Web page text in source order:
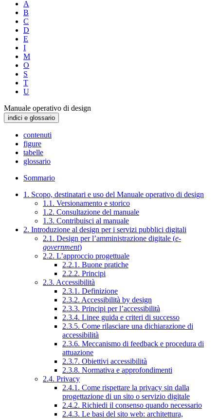
A
B
C
D
E
I
M
O
S
T
U
Manuale operativo di design
indici e glossario
contenuti
figure
tabelle
glossario
Sommario
1. Scopo, destinatari e uso del Manuale operativo di design
1.1. Versionamento e storico
1.2. Consultazione del manuale
1.3. Contribuisci al manuale
2. Introduzione al design per i servizi pubblici digitali
2.1. Design per l’amministrazione digitale (e-
government)
2.2. L’approccio progettuale
2.2.1. Buone pratiche
2.2.2. Principi
2.3. Accessibilità
2.3.1. Definizione
2.3.2. Accessibilità by design
2.3.3. Principi per l’accessibilità
2.3.4. Linee guida e criteri di successo
2.3.5. Come rilasciare una dichiarazione di
accessibilità
2.3.6. Meccanismo di feedback e procedura di
attuazione
2.3.7. Obiettivi accessibilità
2.3.8. Normativa e approfondimenti
2.4. Privacy
2.4.1. Come rispettare la privacy sin dalla
progettazione di un sito o servizio digitale
2.4.2. Richiedi il consenso quando necessario
2.4.3. Le basi del sito web: architettura,